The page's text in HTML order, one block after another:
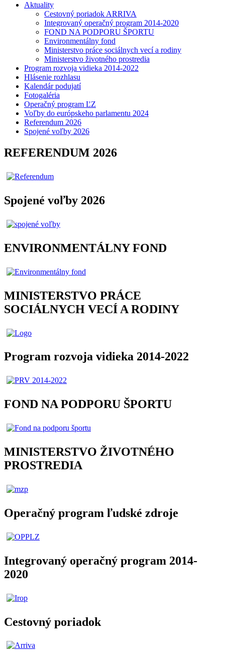
Aktuality
Cestovný poriadok ARRIVA
Integrovaný operačný program 2014-2020
FOND NA PODPORU ŠPORTU
Environmentálny fond
Ministerstvo práce sociálnych vecí a rodiny
Ministerstvo životného prostredia
Program rozvoja vidieka 2014-2022
Hlásenie rozhlasu
Kalendár podujatí
Fotogaléria
Operačný program ĽZ
Voľby do európskeho parlamentu 2024
Referendum 2026
Spojené voľby 2026
REFERENDUM 2026
Spojené voľby 2026
ENVIRONMENTÁLNY FOND
MINISTERSTVO PRÁCE
SOCIÁLNYCH VECÍ A RODINY
Program rozvoja vidieka 2014-2022
FOND NA PODPORU ŠPORTU
MINISTERSTVO ŽIVOTNÉHO
PROSTREDIA
Operačný program ľudské zdroje
Integrovaný operačný program 2014-
2020
Cestovný poriadok